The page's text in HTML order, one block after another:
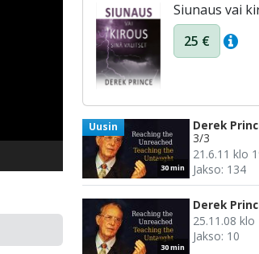
Siunaus vai
25 €
30 min
Uusin Derek
3/3
21.6.11 klo
Jakso: 134
30 min
Derek
25.11.08 klo
Jakso: 10